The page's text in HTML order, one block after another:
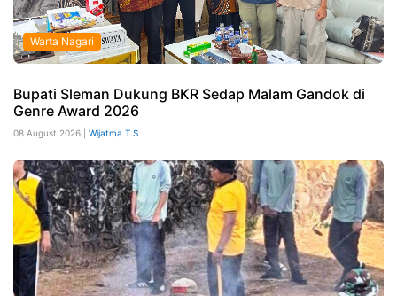
Warta Nagari
Bupati Sleman Dukung BKR Sedap Malam Gandok di
Genre Award 2026
08 August 2026 | Wijatma T S